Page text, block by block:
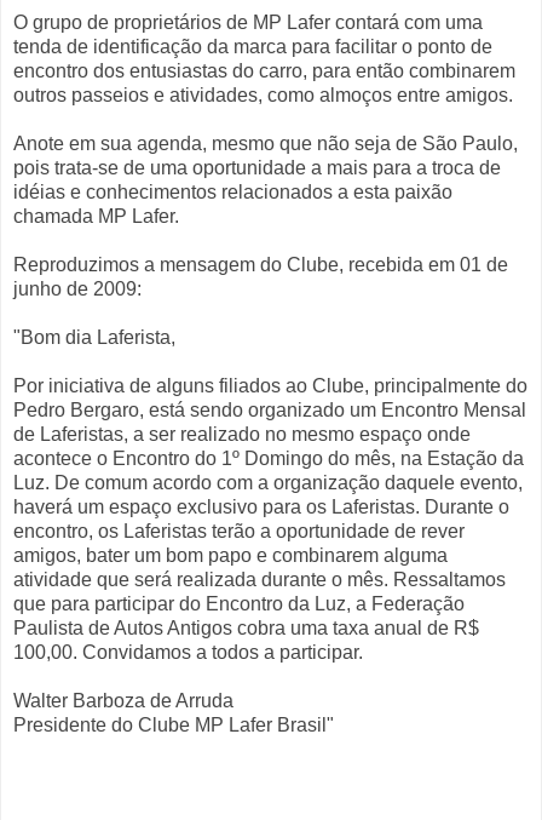
O grupo de proprietários de MP Lafer contará com uma
tenda de identificação da marca para facilitar o ponto de
encontro dos entusiastas do carro, para então combinarem
outros passeios e atividades, como almoços entre amigos.
Anote em sua agenda, mesmo que não seja de São Paulo,
pois trata-se de uma oportunidade a mais para a troca de
idéias e conhecimentos relacionados a esta paixão
chamada MP Lafer.
Reproduzimos a mensagem do Clube, recebida em 01 de
junho de 2009:
"Bom dia Laferista,
Por iniciativa de alguns filiados ao Clube, principalmente do
Pedro Bergaro, está sendo organizado um Encontro Mensal
de Laferistas, a ser realizado no mesmo espaço onde
acontece o Encontro do 1º Domingo do mês, na Estação da
Luz. De comum acordo com a organização daquele evento,
haverá um espaço exclusivo para os Laferistas. Durante o
encontro, os Laferistas terão a oportunidade de rever
amigos, bater um bom papo e combinarem alguma
atividade que será realizada durante o mês. Ressaltamos
que para participar do Encontro da Luz, a Federação
Paulista de Autos Antigos cobra uma taxa anual de R$
100,00. Convidamos a todos a participar.
Walter Barboza de Arruda
Presidente do Clube MP Lafer Brasil"